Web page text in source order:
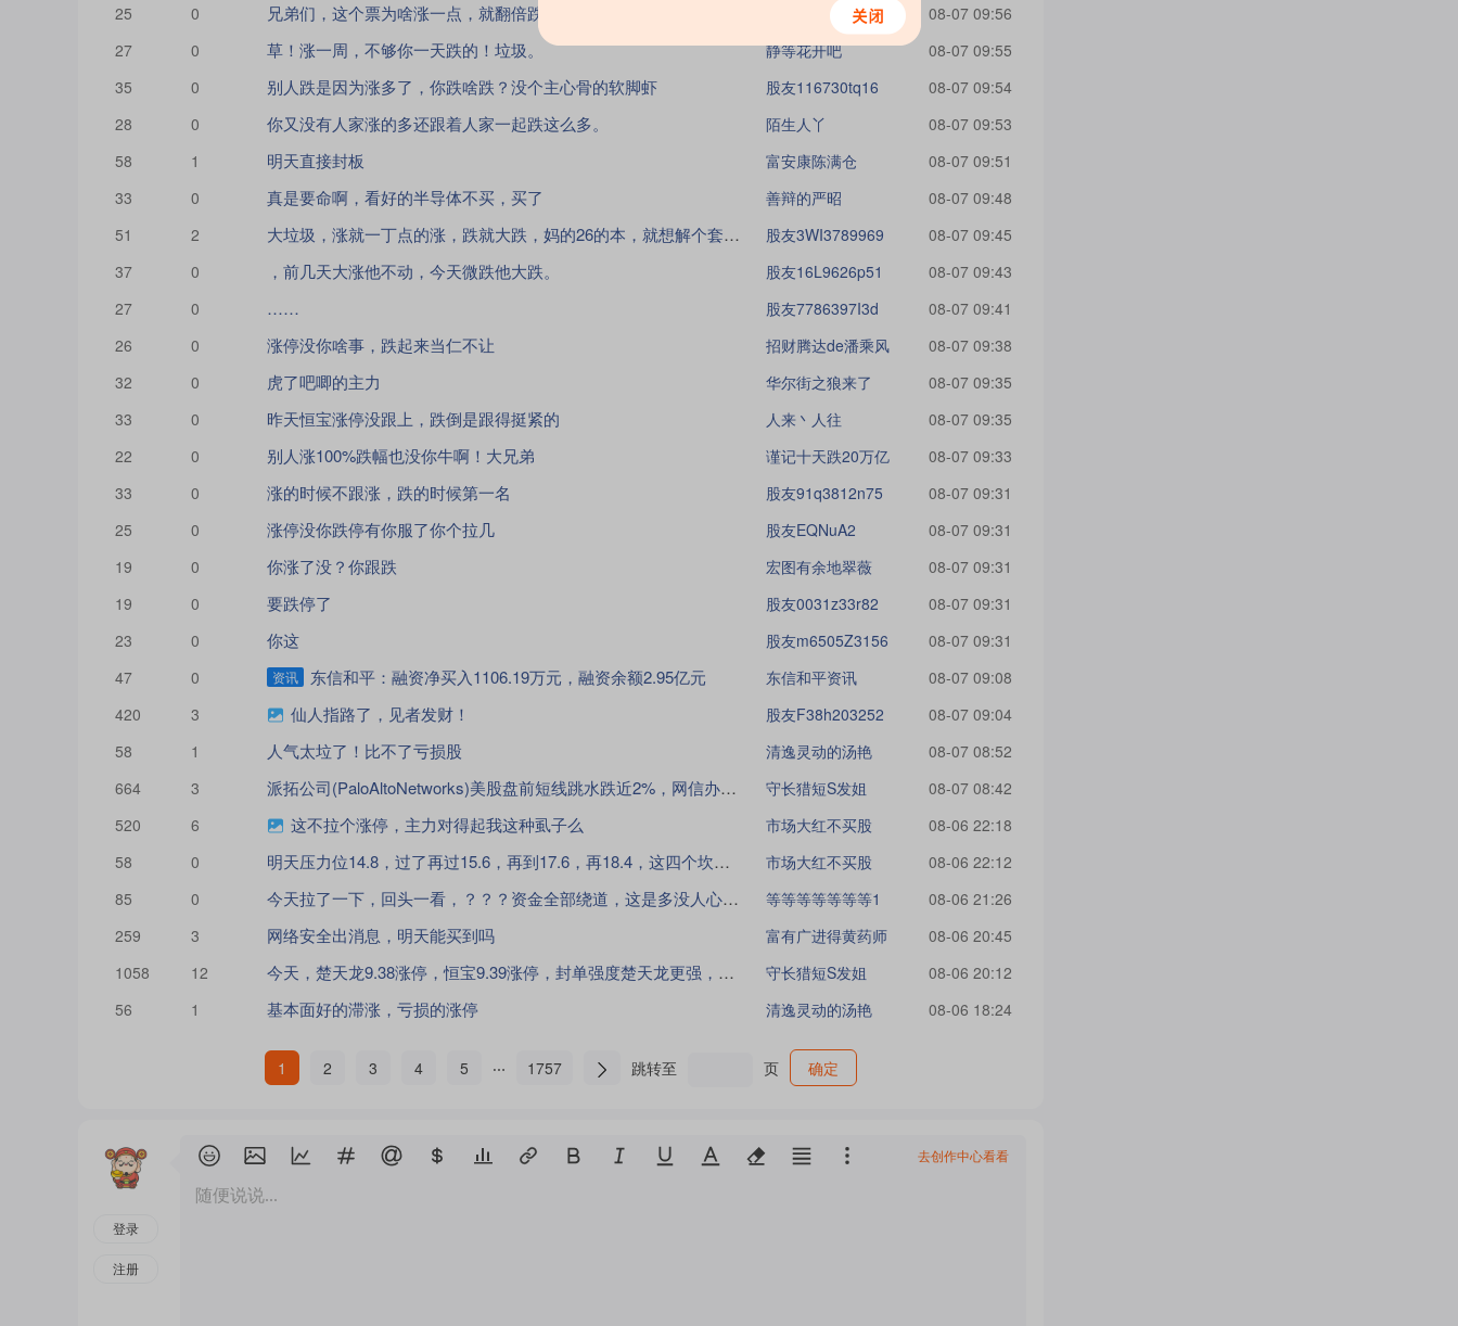
25
0 兄弟们，这个票为啥涨一点，就翻倍跌回去？
08-07 09:56
27
0 草！涨一周，不够你一天跌的！垃圾。 静等花开吧
08-07 09:55
35
0 别人跌是因为涨多了，你跌啥跌？没个主心骨的软脚虾 股友116730tq16
08-07 09:54
28
0 你又没有人家涨的多还跟着人家一起跌这么多。 陌生人丫
08-07 09:53
58
1 明天直接封板 富安康陈满仓
08-07 09:51
33
0 真是要命啊，看好的半导体不买，买了 善辩的严昭
08-07 09:48
51
2 大垃圾，涨就一丁点的涨，跌就大跌，妈的26的本，就想解个套起码得几年 股友3WI3789969
08-07 09:45
37
0 ，前几天大涨他不动，今天微跌他大跌。 股友16L9626p51
08-07 09:43
27
0 …… 股友7786397I3d
08-07 09:41
26
0 涨停没你啥事，跌起来当仁不让 招财腾达de潘乘风
08-07 09:38
32
0 虎了吧唧的主力 华尔街之狼来了
08-07 09:35
33
0 昨天恒宝涨停没跟上，跌倒是跟得挺紧的 人来丶人往
08-07 09:35
22
0 别人涨100%跌幅也没你牛啊！大兄弟 谨记十天跌20万亿
08-07 09:33
33
0 涨的时候不跟涨，跌的时候第一名 股友91q3812n75
08-07 09:31
25
0 涨停没你跌停有你服了你个拉几 股友EQNuA2
08-07 09:31
19
0 你涨了没？你跟跌 宏图有余地翠薇
08-07 09:31
19
0 要跌停了 股友0031z33r82
08-07 09:31
23
0 你这 股友m6505Z3156
08-07 09:31
47
0 资讯 东信和平：融资净买入1106.19万元，融资余额2.95亿元 东信和平资讯
08-07 09:08
420
3 仙人指路了，见者发财！ 股友F38h203252
08-07 09:04
58
1 人气太垃了！比不了亏损股 清逸灵动的汤艳
08-07 08:52
664
3 派拓公司(PaloAltoNetworks)美股盘前短线跳水跌近2%，网信办对派 守长猎短S发姐
08-07 08:42
520
6 这不拉个涨停，主力对得起我这种虱子么 市场大红不买股
08-06 22:18
58
0 明天压力位14.8，过了再过15.6，再到17.6，再18.4，这四个坎，反弹到 市场大红不买股
08-06 22:12
85
0 今天拉了一下，回头一看，？？？资金全部绕道，这是多没人心啊，中电科加油也没用了， 等等等等等等等1
08-06 21:26
259
3 网络安全出消息，明天能买到吗 富有广进得黄药师
08-06 20:45
1058
12 今天，楚天龙9.38涨停，恒宝9.39涨停，封单强度楚天龙更强，恒宝第二，四方第 守长猎短S发姐
08-06 20:12
56
1 基本面好的滞涨，亏损的涨停 清逸灵动的汤艳 08-06 18:24
1 2 3 4 5 1757 跳转至 页 确定
登录
注册
去创作中心看看
随便说说...